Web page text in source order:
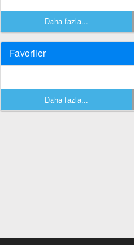
Daha fazla...
Favoriler
Daha fazla...